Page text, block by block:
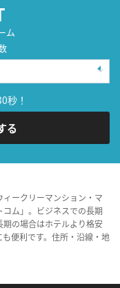
ム
秒！
る
ークリーマンション・マ
ム」。ビジネスでの長期
の場合はホテルより格安
便利です。住所・沿線・地